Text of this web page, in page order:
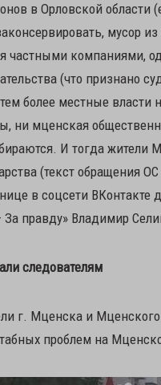
в Орловской
мусор
частными компаниями,
(что признано
более местные власти
ни мценская
И тогда жители
(текст обращения
в соцсети
правду» Владимир
следователям
г. Мценска и
проблем на